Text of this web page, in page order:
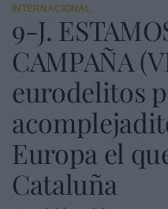
INTERNACIONAL
9-J.
CAMPAÑA
eurodelitos
Europa el
Cataluña